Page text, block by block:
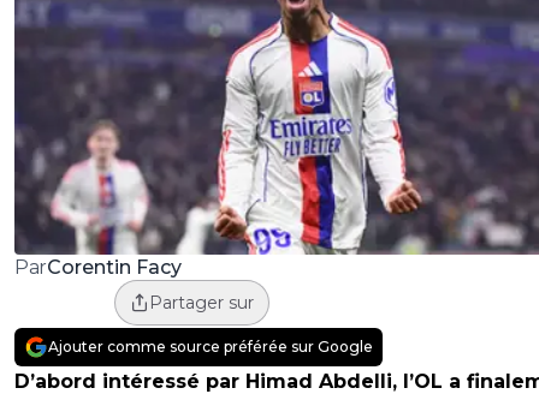
ParCorentin Facy
Partager sur
Ajouter comme source préférée sur Google
D’abord intéressé par Himad Abdelli, l’OL a